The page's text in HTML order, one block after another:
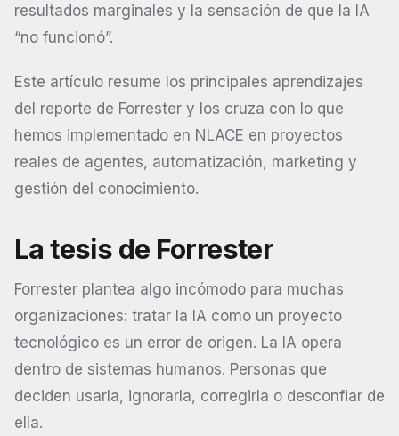
resultados marginales y la sensación de que la IA
“no funcionó”.
Este artículo resume los principales aprendizajes
del reporte de Forrester y los cruza con lo que
hemos implementado en NLACE en proyectos
reales de agentes, automatización, marketing y
gestión del conocimiento.
La tesis de Forrester
Forrester plantea algo incómodo para muchas
organizaciones: tratar la IA como un proyecto
tecnológico es un error de origen. La IA opera
dentro de sistemas humanos. Personas que
deciden usarla, ignorarla, corregirla o desconfiar de
ella.